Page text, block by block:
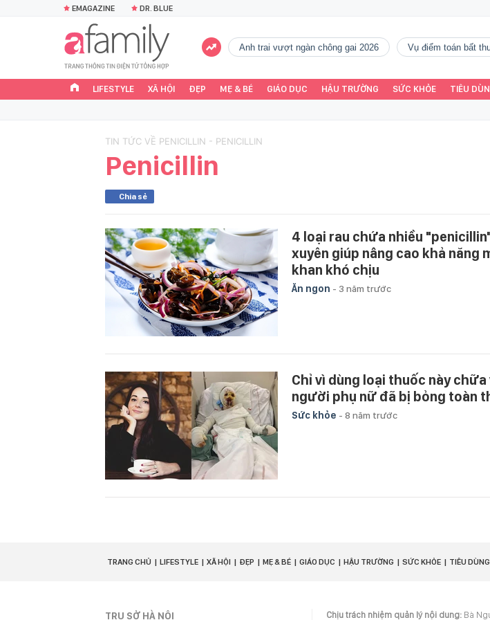
EMAGAZINE DR. BLUE
Anh trai vượt ngàn chông gai 2026 vụ điểm toán bất
LIFESTYLE XÃ HỘI ĐẸP MẸ & BÉ GIÁO DỤC HẬU TRƯỜNG SỨC KHỎE TIÊU
TIN TỨC VỀ PENICILLIN - PENICILLIN
Penicillin
Chia sẻ
4 loại rau chứa nhiều
xuyên giúp nâng cao khả năng
khan khó chịu
Ăn ngon - 3 năm trước
Chỉ vì dùng loại thuốc này chữa
người phụ nữ đã bị bỏng toàn
Sức khỏe - 8 năm trước
TRANG CHỦ LIFESTYLE XÃ HỘI ĐẸP MẸ & BÉ GIÁO DỤC HẬU TRƯỜNG SỨC KHỎE TIÊU DÙNG
TRỤ SỞ HÀ NỘI Chịu trách nhiệm quản lý nội dung: Bà